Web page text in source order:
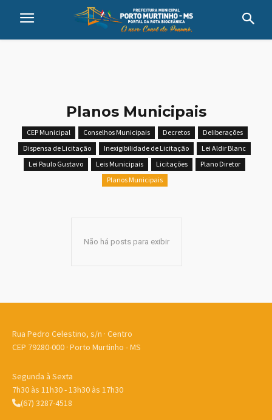
Planos Municipais
CEP Municipal Conselhos Municipais Decretos
Deliberações
Dispensa de Licitação
Inexigibilidade de Licitação
Lei Aldir Blanc
Lei Paulo Gustavo
Leis Municipais Licitações
Plano Diretor
Planos Municipais
Não há posts para exibir
Rua Pedro Celestino, s/n · Centro
CEP 79280-000 · Porto Murtinho - MS
Segunda à Sexta
7h30 às 11h30 - 13h30 às 17h30
(67) 3287-4518